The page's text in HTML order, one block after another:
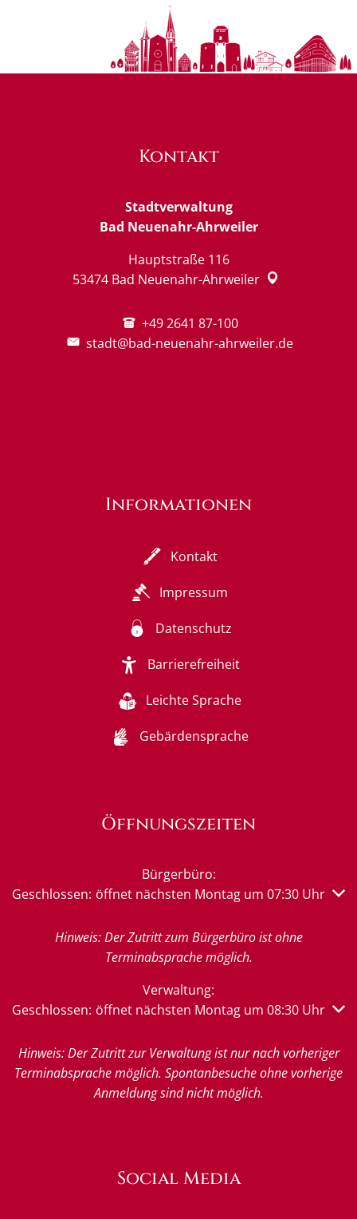
Kontakt
Stadtverwaltung
Bad Neuenahr-Ahrweiler
Hauptstraße 116
53474 Bad Neuenahr-Ahrweiler
+49 2641 87-100
stadt@bad-neuenahr-ahrweiler.de
Informationen
Kontakt
Impressum
Datenschutz
Barrierefreiheit
Leichte Sprache
Gebärdensprache
Öffnungszeiten
Bürgerbüro:
Klicken, um weitere Öffnungs- oder Schließzeiten
Geschlossen: öffnet nächsten Montag um 07:30 Uhr
Hinweis: Der Zutritt zum Bürgerbüro ist ohne
Terminabsprache möglich.
Verwaltung:
Klicken, um weitere Öffnungs- oder Schließzeiten
Geschlossen: öffnet nächsten Montag um 08:30 Uhr
Hinweis: Der Zutritt zur Verwaltung ist nur nach vorheriger
Terminabsprache möglich. Spontanbesuche ohne vorherige
Anmeldung sind nicht möglich.
Social Media